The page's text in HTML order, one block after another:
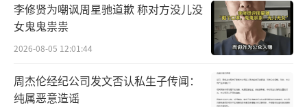
李修贤为嘲讽周星驰道歉 称对方没儿没
女鬼鬼祟祟
2026-08-05 12:01:44
周杰伦经纪公司发文否认私生子传闻：
纯属恶意造谣